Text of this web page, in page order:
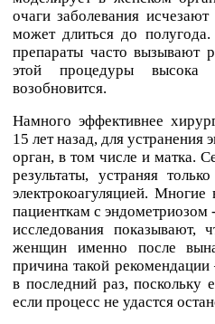
очаги заболевания
может длиться до
препараты часто вызывают
этой процедуры высока
возобновится.
Намного эффективнее
15 лет назад, для
орган, в том числе и матка.
результаты, устраняя
электрокоагуляцией.
пациенткам с эндометриозом
исследования показывают,
женщин именно после
причина такой
в последний раз, поскольку
если процесс не удастся